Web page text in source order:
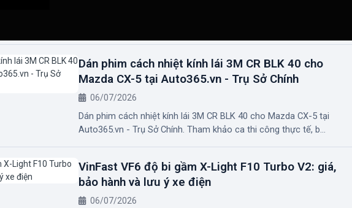
Dán phim cách nhiệt kính lái 3M CR BLK 40 cho
Mazda CX-5 tại Auto365.vn - Trụ Sở Chính
06/07/2026
Dán phim cách nhiệt kính lái 3M CR BLK 40 cho Mazda CX-5 tại
Auto365.vn - Trụ Sở Chính. Tham khảo ca thi công thực tế, b...
VinFast VF6 độ bi gầm X-Light F10 Turbo V2: giá,
bảo hành và lưu ý xe điện
06/07/2026